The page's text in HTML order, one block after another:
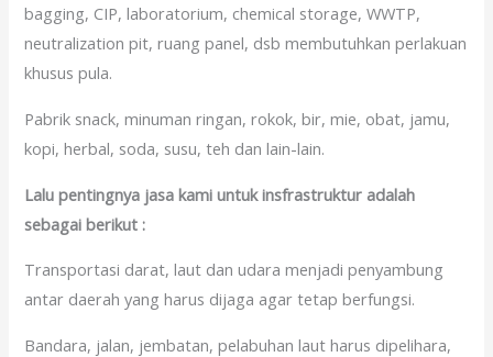
bagging, CIP, laboratorium, chemical storage, WWTP,
neutralization pit, ruang panel, dsb membutuhkan perlakuan
khusus pula.
Pabrik snack, minuman ringan, rokok, bir, mie, obat, jamu,
kopi, herbal, soda, susu, teh dan lain-lain.
Lalu pentingnya jasa kami untuk insfrastruktur adalah
sebagai berikut :
Transportasi darat, laut dan udara menjadi penyambung
antar daerah yang harus dijaga agar tetap berfungsi.
Bandara, jalan, jembatan, pelabuhan laut harus dipelihara,